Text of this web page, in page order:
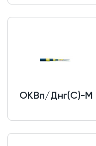
ОКВп/Днг(С)-М